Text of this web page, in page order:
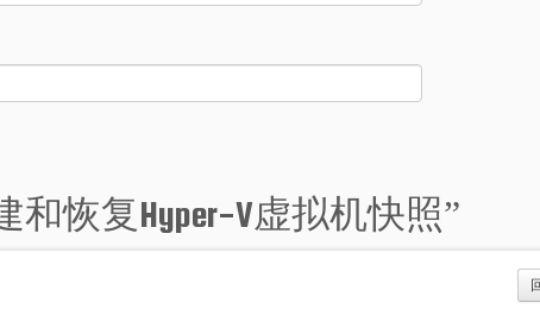
和恢复Hyper-V虚拟机快照”